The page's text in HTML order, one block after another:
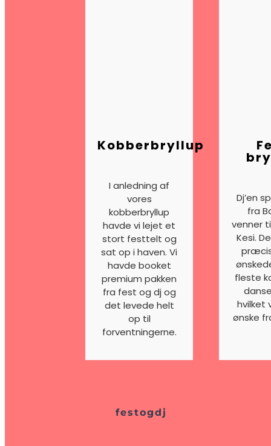
Kobberbryllup
I anledning af
vores
kobberbryllup
havde vi lejet et
stort festtelt og
sat op i haven. Vi
havde booket
premium pakken
fra fest og dj og
det levede helt
op til
forventningerne.
Dj’en
fra
venner
Kesi.
fleste
hvilket
ønske
festogdj